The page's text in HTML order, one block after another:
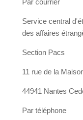
Par courrier
des affaires
Section Pacs
11 rue de la
44941 Nantes